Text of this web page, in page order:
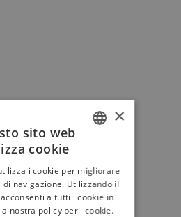
ENGLISH
×
sito web
cookie
i cookie per migliorare
di navigazione. Utilizzando il
a tutti i cookie in
nostra policy per i cookie.